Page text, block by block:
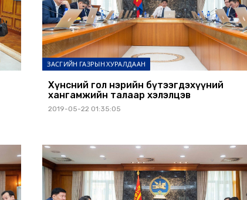
ЗАСГИЙН ГАЗРЫН ХУРАЛДААН
Хүнсний гол нэрийн бүтээгдэхүүний
хангамжийн талаар хэлэлцэв
2019-05-22 01:35:05